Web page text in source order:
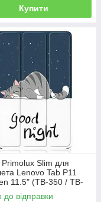
Купити
Slim для
Lenovo Tab P11
11.5" (TB-350 / TB-
Night
до відправки